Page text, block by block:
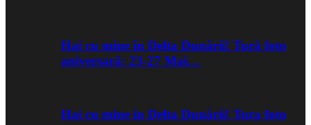
Hai cu mine în Delta Dunării! Tură foto
aniversară: 23-27 Mai…
Hai cu mine în Delta Dunării! Tura foto